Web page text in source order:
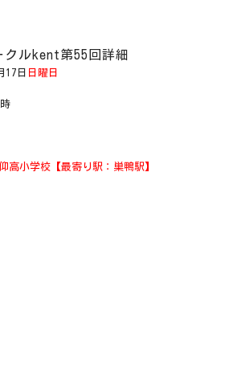
ルkent第55回詳細
17日 日曜日
高小学校【最寄り駅：巣鴨駅】